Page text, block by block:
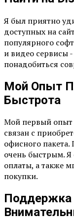
Я был приятно
доступных на
популярного
и видео сервисы -
понадобиться
Мой Опыт
Быстрота
Мой первый опыт
связан с
офисного
очень быстрым. Я
оплаты, а также
покупки.
Поддержка